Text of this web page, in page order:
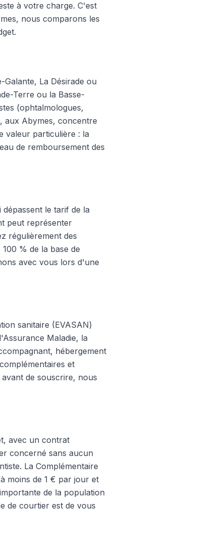
à votre charge. C'est
nous comparons les
La Désirade ou
Terre ou la Basse-
(ophtalmologues,
aux Abymes, concentre
valeur particulière : la
de remboursement des
le tarif de la
peut représenter
régulièrement des
% de la base de
avec vous lors d'une
sanitaire (EVASAN)
Maladie, la
hébergement
et
de souscrire, nous
avec un contrat
concerné sans aucun
La Complémentaire
moins de 1 € par jour et
de la population
de courtier est de vous